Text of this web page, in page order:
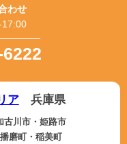
わせ
ア兵庫県
古川市・姫路市
磨町・稲美町